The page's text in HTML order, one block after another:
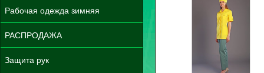
Рабочая одежда зимняя
РАСПРОДАЖА
Защита рук